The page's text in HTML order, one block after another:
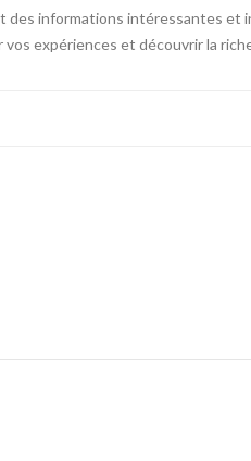
informations intéressantes
vos expériences et découvrir la